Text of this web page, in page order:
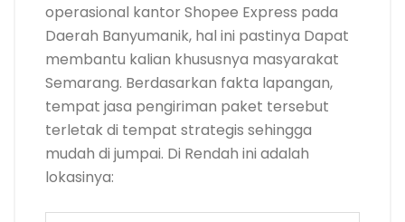
operasional kantor Shopee Express pada
Daerah Banyumanik, hal ini pastinya Dapat
membantu kalian khususnya masyarakat
Semarang. Berdasarkan fakta lapangan,
tempat jasa pengiriman paket tersebut
terletak di tempat strategis sehingga
mudah di jumpai. Di Rendah ini adalah
lokasinya: